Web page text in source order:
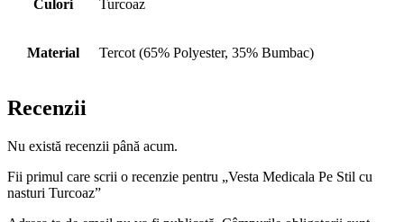
Culori Turcoaz
Material Tercot (65% Polyester, 35% Bumbac)
Recenzii
Nu există recenzii până acum.
Fii primul care scrii o recenzie pentru „Vesta Medicala Pe Stil cu
nasturi Turcoaz”